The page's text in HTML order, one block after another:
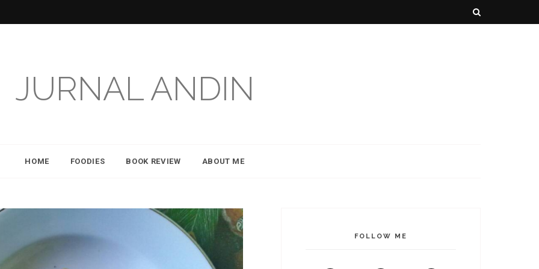
JURNAL ANDIN
HOME FOODIES BOOK REVIEW ABOUT ME
FOLLOW ME